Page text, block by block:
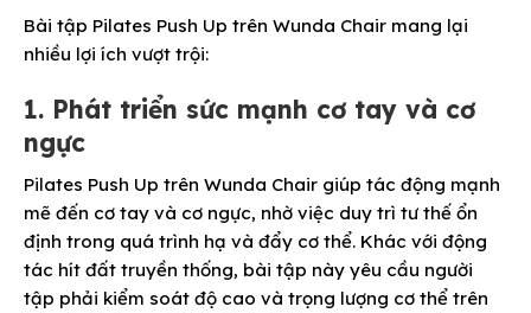
Bài tập Pilates Push Up trên Wunda Chair mang lại
nhiều lợi ích vượt trội:
1. Phát triển sức mạnh cơ tay và cơ
ngực
Pilates Push Up trên Wunda Chair giúp tác động mạnh
mẽ đến cơ tay và cơ ngực, nhờ việc duy trì tư thế ổn
định trong quá trình hạ và đẩy cơ thể. Khác với động
tác hít đất truyền thống, bài tập này yêu cầu người
tập phải kiểm soát độ cao và trọng lượng cơ thể trên